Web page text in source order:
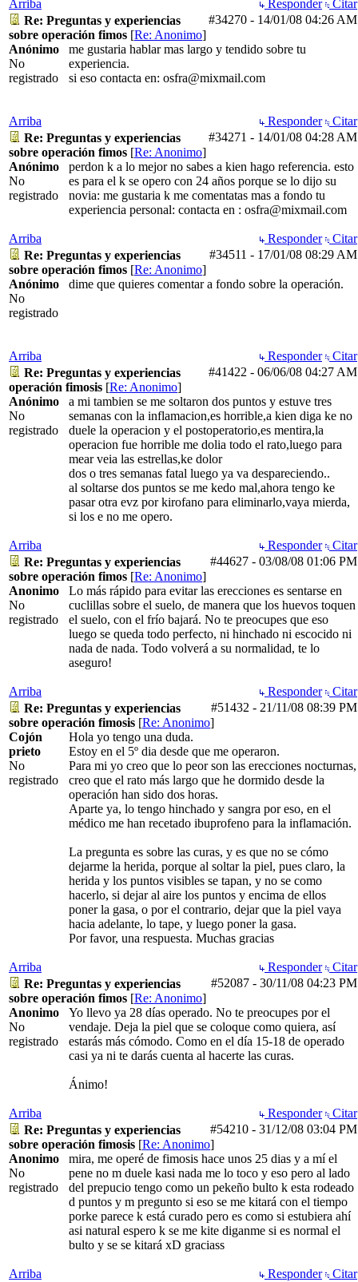
Arriba Responder
Citar
#34270 - 14/01/08 04:26 AM
Re: Preguntas y experiencias
sobre operación fimos [Re: Anonimo]
Anónimo
No
registrado
me gustaria hablar mas largo y tendido sobre tu
experiencia.
si eso contacta en: osfra@mixmail.com
Arriba Responder
Citar
#34271 - 14/01/08 04:28 AM
Re: Preguntas y experiencias
sobre operación fimos [Re: Anonimo]
Anónimo
No
registrado
perdon k a lo mejor no sabes a kien hago referencia. esto
es para el k se opero con 24 años porque se lo dijo su
novia: me gustaria k me comentatas mas a fondo tu
experiencia personal: contacta en : osfra@mixmail.com
Arriba Responder
Citar
#34511 - 17/01/08 08:29 AM
Re: Preguntas y experiencias
sobre operación fimos [Re: Anonimo]
Anónimo
No
registrado
dime que quieres comentar a fondo sobre la operación.
Arriba Responder
Citar
#41422 - 06/06/08 04:27 AM
Re: Preguntas y experiencias
operación fimosis [Re: Anonimo]
Anónimo
No
registrado
a mi tambien se me soltaron dos puntos y estuve tres
semanas con la inflamacion,es horrible,a kien diga ke no
duele la operacion y el postoperatorio,es mentira,la
operacion fue horrible me dolia todo el rato,luego para
mear veia las estrellas,ke dolor
dos o tres semanas fatal luego ya va despareciendo..
al soltarse dos puntos se me kedo mal,ahora tengo ke
pasar otra evz por kirofano para eliminarlo,vaya mierda,
si los e no me opero.
Arriba Responder
Citar
#44627 - 03/08/08 01:06 PM
Re: Preguntas y experiencias
sobre operación fimos [Re: Anonimo]
Anonimo
No
registrado
Lo más rápido para evitar las erecciones es sentarse en
cuclillas sobre el suelo, de manera que los huevos toquen
el suelo, con el frío bajará. No te preocupes que eso
luego se queda todo perfecto, ni hinchado ni escocido ni
nada de nada. Todo volverá a su normalidad, te lo
aseguro!
Arriba Responder
Citar
#51432 - 21/11/08 08:39 PM
Re: Preguntas y experiencias
sobre operación fimosis [Re: Anonimo]
Cojón
prieto
No
registrado
Hola yo tengo una duda.
Estoy en el 5º dia desde que me operaron.
Para mi yo creo que lo peor son las erecciones nocturnas,
creo que el rato más largo que he dormido desde la
operación han sido dos horas.
Aparte ya, lo tengo hinchado y sangra por eso, en el
médico me han recetado ibuprofeno para la inflamación.
La pregunta es sobre las curas, y es que no se cómo
dejarme la herida, porque al soltar la piel, pues claro, la
herida y los puntos visibles se tapan, y no se como
hacerlo, si dejar al aire los puntos y encima de ellos
poner la gasa, o por el contrario, dejar que la piel vaya
hacia adelante, lo tape, y luego poner la gasa.
Por favor, una respuesta. Muchas gracias
Arriba Responder
Citar
#52087 - 30/11/08 04:23 PM
Re: Preguntas y experiencias
sobre operación fimos [Re: Anonimo]
Anonimo
No
registrado
Yo llevo ya 28 días operado. No te preocupes por el
vendaje. Deja la piel que se coloque como quiera, así
estarás más cómodo. Como en el día 15-18 de operado
casi ya ni te darás cuenta al hacerte las curas.
Ánimo!
Arriba Responder
Citar
#54210 - 31/12/08 03:04 PM
Re: Preguntas y experiencias
sobre operación fimosis [Re: Anonimo]
Anonimo
No
registrado
mira, me operé de fimosis hace unos 25 dias y a mí el
pene no m duele kasi nada me lo toco y eso pero al lado
del prepucio tengo como un pekeño bulto k esta rodeado
d puntos y m pregunto si eso se me kitará con el tiempo
porke parece k está curado pero es como si estubiera ahí
asi natural espero k se me kite diganme si es normal el
bulto y se se kitará xD graciass
Arriba Responder
Citar